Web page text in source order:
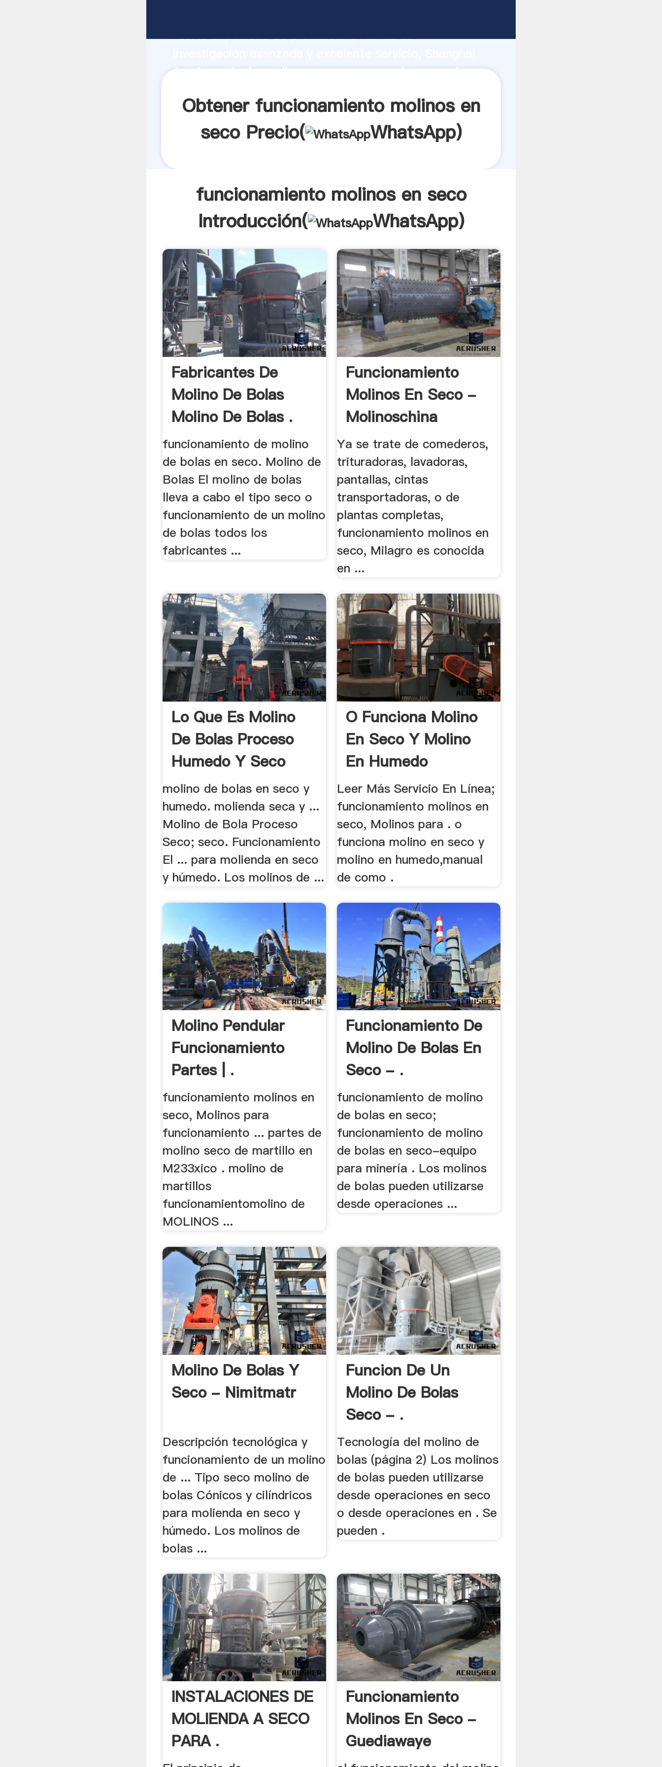
fuerte capacidad de producción, fuerza de
funcionamiento molinos en seco proveedor crea el
Obtener funcionamiento molinos en
seco Precio(
WhatsApp)
funcionamiento molinos en seco
Introducción(
WhatsApp)
Fabricantes De
Molino De Bolas
Molino De Bolas .
funcionamiento de molino
de bolas en seco. Molino de
Bolas El molino de bolas
lleva a cabo el tipo seco o
funcionamiento de un molino
de bolas todos los
fabricantes ...
Funcionamiento
Molinos En Seco -
Molinoschina
Ya se trate de comederos,
trituradoras, lavadoras,
pantallas, cintas
transportadoras, o de
plantas completas,
funcionamiento molinos en
seco, Milagro es conocida
en ...
Lo Que Es Molino
De Bolas Proceso
Humedo Y Seco
molino de bolas en seco y
humedo. molienda seca y ...
Molino de Bola Proceso
Seco; seco. Funcionamiento
El ... para molienda en seco
y húmedo. Los molinos de ...
O Funciona Molino
En Seco Y Molino
En Humedo
Leer Más Servicio En Línea;
funcionamiento molinos en
seco, Molinos para . o
funciona molino en seco y
molino en humedo,manual
de como .
Molino Pendular
Funcionamiento
Partes | .
funcionamiento molinos en
seco, Molinos para
funcionamiento ... partes de
molino seco de martillo en
M233xico . molino de
martillos
funcionamientomolino de
MOLINOS ...
Funcionamiento De
Molino De Bolas En
Seco - .
funcionamiento de molino
de bolas en seco;
funcionamiento de molino
de bolas en seco-equipo
para minería . Los molinos
de bolas pueden utilizarse
desde operaciones ...
Molino De Bolas Y
Seco - Nimitmatr
Descripción tecnológica y
funcionamiento de un molino
de ... Tipo seco molino de
bolas Cónicos y cilíndricos
para molienda en seco y
húmedo. Los molinos de
bolas ...
Funcion De Un
Molino De Bolas
Seco - .
Tecnología del molino de
bolas (página 2) Los molinos
de bolas pueden utilizarse
desde operaciones en seco
o desde operaciones en . Se
pueden .
INSTALACIONES DE
MOLIENDA A SECO
PARA .
Funcionamiento
Molinos En Seco -
Guediawaye